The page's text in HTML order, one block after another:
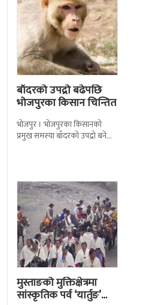
बाँदरको उपद्रो बढेपछि
भोजपुरका किसान चिन्तित
भोजपुर । भोजपुरका किसानको
प्रमुख समस्या बाँदरको उपद्रो बनेको
मुस्ताङको मुक्तिक्षेत्रमा
सांस्कृतिक पर्व ‘यार्तुङ’